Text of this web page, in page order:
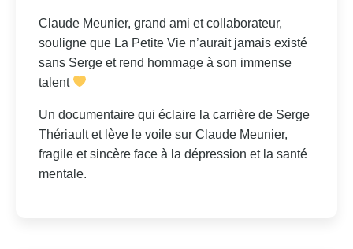
Claude Meunier, grand ami et collaborateur,
souligne que La Petite Vie n’aurait jamais existé
sans Serge et rend hommage à son immense
talent
Un documentaire qui éclaire la carrière de Serge
Thériault et lève le voile sur Claude Meunier,
fragile et sincère face à la dépression et la santé
mentale.